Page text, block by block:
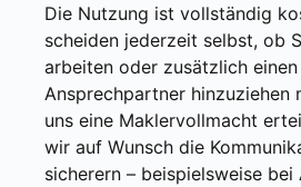
Die Nut­zung ist voll­stän­dig
schei­den jeder­zeit selbst, ob
arbei­ten oder zusätz­lich
Ansprech­part­ner hin­zu­zie­hen
uns eine Mak­ler­voll­macht
wir auf Wunsch die
si­che­rern – bei­spiels­wei­se